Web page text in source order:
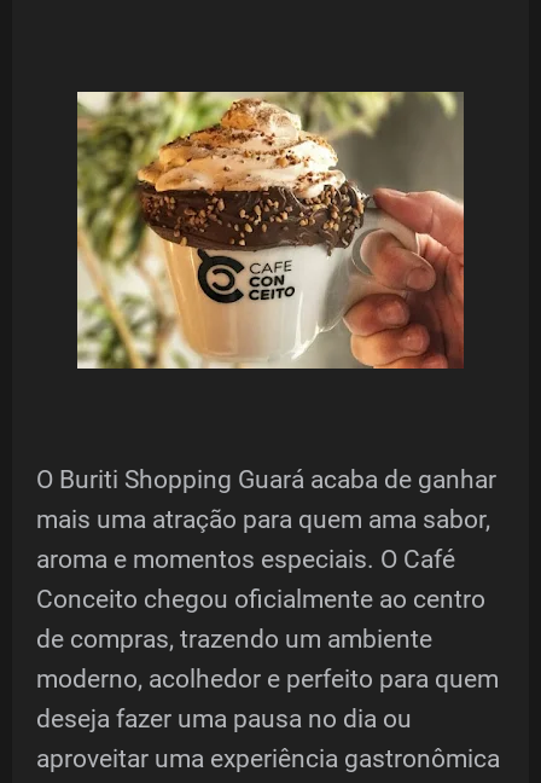
O Buriti Shopping Guará acaba de ganhar
mais uma atração para quem ama sabor,
aroma e momentos especiais. O Café
Conceito chegou oficialmente ao centro
de compras, trazendo um ambiente
moderno, acolhedor e perfeito para quem
deseja fazer uma pausa no dia ou
aproveitar uma experiência gastronômica